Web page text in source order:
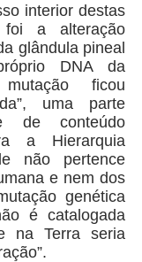
interior destas
foi a alteração
glândula pineal
DNA da
ficou
uma parte
de conteúdo
a Hierarquia
não pertence
e nem dos
genética
é catalogada
na Terra seria